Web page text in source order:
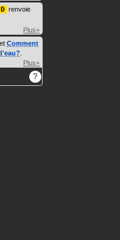
renvoie
Plus+
Comment
Plus+
?